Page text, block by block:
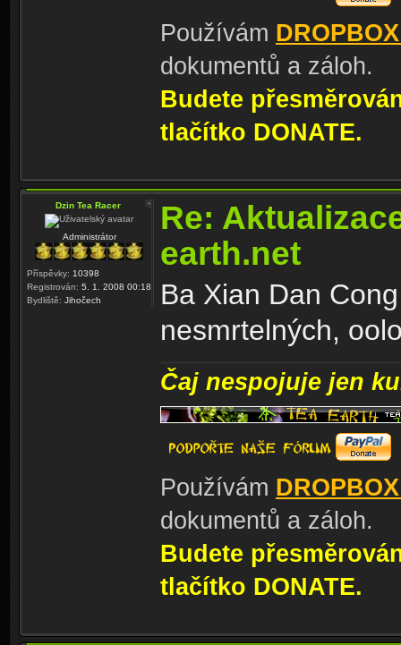
Používám
dokumentů a záloh.
Budete
tlačítko DONATE.
Dzin Tea Racer
Administrátor
Příspěvky: 10398
Registrován: 5. 1. 2008 00:18
Bydliště: Jihočech
Re:
earth.net
Ba Xian Dan
nesmrtelných,
Čaj nespojuje jen
Používám
dokumentů a záloh.
Budete
tlačítko DONATE.